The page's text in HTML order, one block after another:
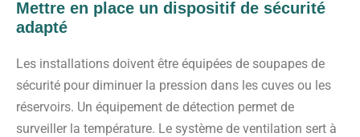
Mettre en place un dispositif de sécurité
adapté
Les installations doivent être équipées de soupapes de
sécurité pour diminuer la pression dans les cuves ou les
réservoirs. Un équipement de détection permet de
surveiller la température. Le système de ventilation sert à